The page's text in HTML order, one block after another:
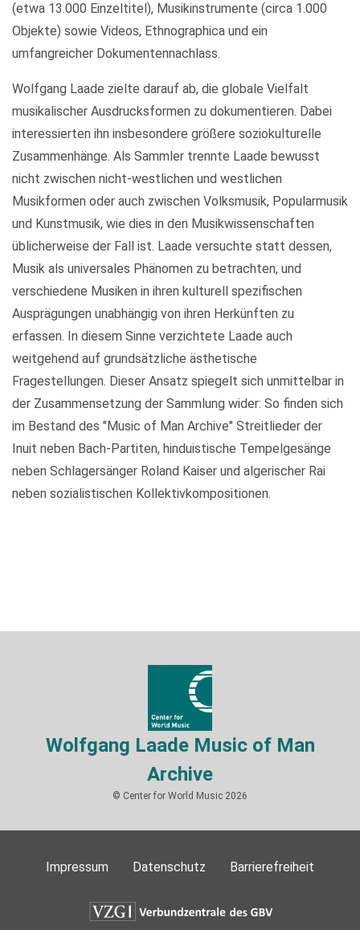
(etwa 13.000 Einzeltitel), Musikinstrumente (circa 1.000
Objekte) sowie Videos, Ethnographica und ein
umfangreicher Dokumentennachlass.
Wolfgang Laade zielte darauf ab, die globale Vielfalt
musikalischer Ausdrucksformen zu dokumentieren. Dabei
interessierten ihn insbesondere größere soziokulturelle
Zusammenhänge. Als Sammler trennte Laade bewusst
nicht zwischen nicht-westlichen und westlichen
Musikformen oder auch zwischen Volksmusik, Popularmusik
und Kunstmusik, wie dies in den Musikwissenschaften
üblicherweise der Fall ist. Laade versuchte statt dessen,
Musik als universales Phänomen zu betrachten, und
verschiedene Musiken in ihren kulturell spezifischen
Ausprägungen unabhängig von ihren Herkünften zu
erfassen. In diesem Sinne verzichtete Laade auch
weitgehend auf grundsätzliche ästhetische
Fragestellungen. Dieser Ansatz spiegelt sich unmittelbar in
der Zusammensetzung der Sammlung wider: So finden sich
im Bestand des "Music of Man Archive" Streitlieder der
Inuit neben Bach-Partiten, hinduistische Tempelgesänge
neben Schlagersänger Roland Kaiser und algerischer Rai
neben sozialistischen Kollektivkompositionen.
Wolfgang Laade Music of Man
Archive
© Center for World Music 2026
Impressum Datenschutz Barrierefreiheit